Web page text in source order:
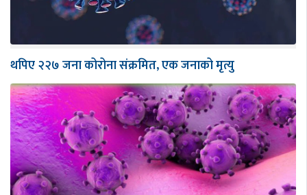
थपिए २२७ जना कोरोना संक्रमित, एक जनाको मृत्यु